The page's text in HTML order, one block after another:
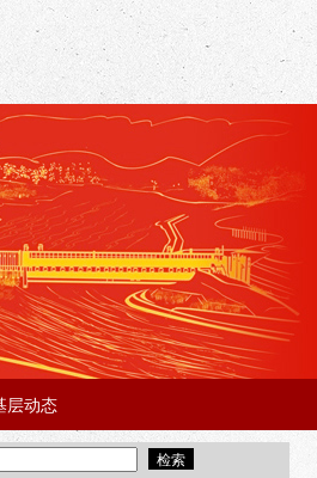
层动态
才兴业”事业单位人才引进·北京站面试成绩公告